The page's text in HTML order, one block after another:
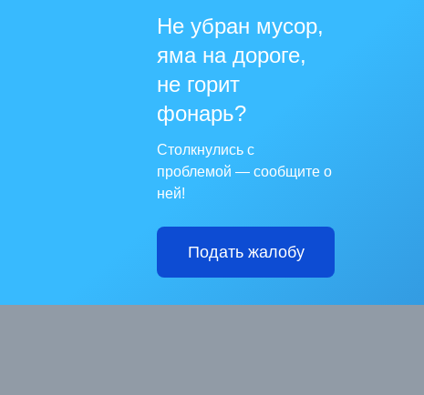
Не убран мусор,
яма на дороге,
не горит
фонарь?
Столкнулись с
проблемой — сообщите о
ней!
Подать жалобу